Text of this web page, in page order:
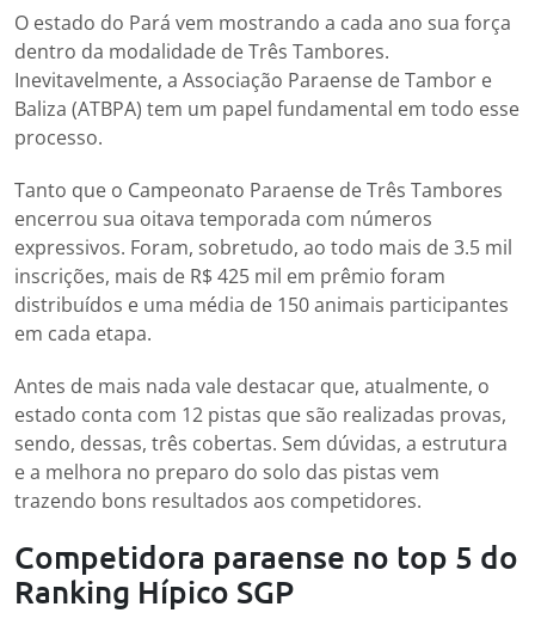
O estado do Pará vem mostrando a cada ano sua força
dentro da modalidade de Três Tambores.
Inevitavelmente, a Associação Paraense de Tambor e
Baliza (ATBPA) tem um papel fundamental em todo esse
processo.
Tanto que o Campeonato Paraense de Três Tambores
encerrou sua oitava temporada com números
expressivos. Foram, sobretudo, ao todo mais de 3.5 mil
inscrições, mais de R$ 425 mil em prêmio foram
distribuídos e uma média de 150 animais participantes
em cada etapa.
Antes de mais nada vale destacar que, atualmente, o
estado conta com 12 pistas que são realizadas provas,
sendo, dessas, três cobertas. Sem dúvidas, a estrutura
e a melhora no preparo do solo das pistas vem
trazendo bons resultados aos competidores.
Competidora paraense no top 5 do
Ranking Hípico SGP